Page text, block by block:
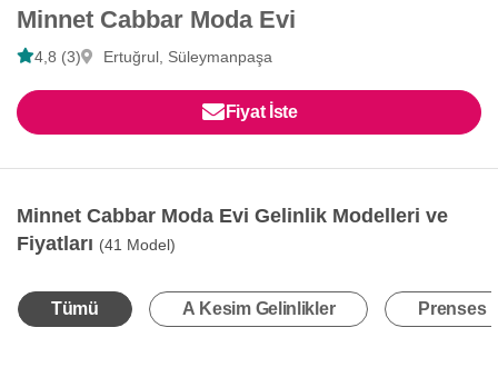
Minnet Cabbar Moda Evi
4,8 (3) Ertuğrul, Süleymanpaşa
Fiyat İste
Minnet Cabbar Moda Evi Gelinlik Modelleri ve
Fiyatları (41 Model)
Tümü A Kesim Gelinlikler Prenses